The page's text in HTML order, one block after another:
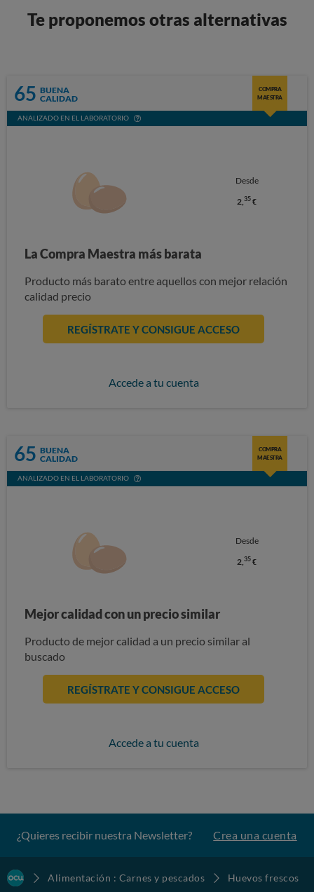
Te proponemos otras alternativas
65 BUENA
CALIDAD
COMPRA
MAESTRA
ANALIZADO EN EL LABORATORIO
Desde
2,35 €
La Compra Maestra más barata
Producto más barato entre aquellos con mejor relación
calidad precio
REGÍSTRATE Y CONSIGUE ACCESO
Accede a tu cuenta
65 BUENA
CALIDAD
COMPRA
MAESTRA
ANALIZADO EN EL LABORATORIO
Desde
2,35 €
Mejor calidad con un precio similar
Producto de mejor calidad a un precio similar al
buscado
REGÍSTRATE Y CONSIGUE ACCESO
Accede a tu cuenta
¿Quieres recibir nuestra Newsletter? Crea una cuenta
Alimentación : Carnes y pescados
Huevos frescos